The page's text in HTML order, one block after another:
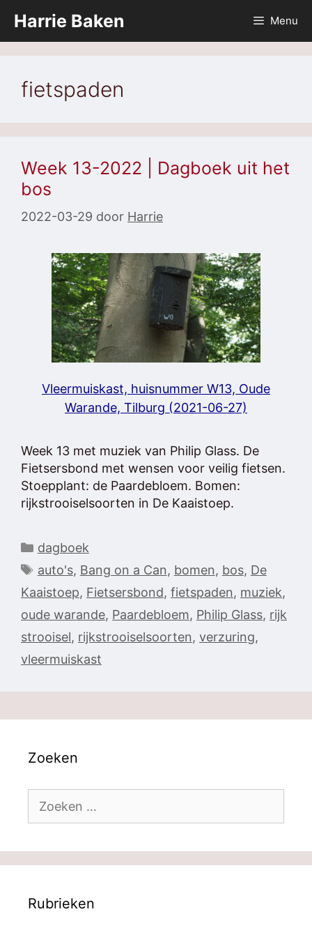
naar
de
Harrie Baken Menu
fietspaden
Week 13-2022 | Dagboek uit het
bos
2022-03-29 door Harrie
Vleermuiskast, huisnummer W13, Oude
Warande, Tilburg (2021-06-27)
Week 13 met muziek van Philip Glass. De
Fietsersbond met wensen voor veilig fietsen.
Stoepplant: de Paardebloem. Bomen:
rijkstrooiselsoorten in De Kaaistoep.
Categorieën
dagboek
Tags
auto's, Bang on a Can, bomen, bos, De
Kaaistoep, Fietsersbond, fietspaden, muziek,
oude warande, Paardebloem, Philip Glass, rijk
strooisel, rijkstrooiselsoorten, verzuring,
vleermuiskast
Zoeken
naar:
Rubrieken